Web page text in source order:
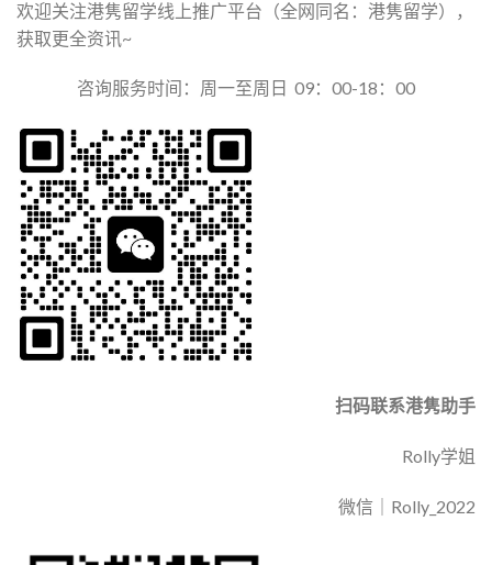
欢迎关注港隽留学线上推广平台（全网同名：港隽留学），
获取更全资讯~
咨询服务时间：周一至周日 09：00-18：00
扫码联系港隽助手
Rolly学姐
微信｜Rolly_2022